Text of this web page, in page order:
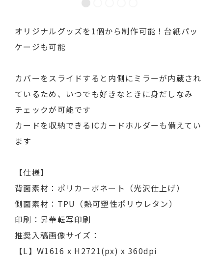
オリジナルグッズを1個から制作可能！台紙パッ
ケージも可能
カバーをスライドすると内側にミラーが内蔵され
ているため、いつでも好きなときに身だしなみ
チェックが可能です
カードを収納できるICカードホルダーも備えてい
ます
【仕様】
背面素材：ポリカーボネート（光沢仕上げ）
側面素材：TPU（熱可塑性ポリウレタン）
印刷：昇華転写印刷
推奨入稿画像サイズ：
【L】W1616 x H2721(px) x 360dpi